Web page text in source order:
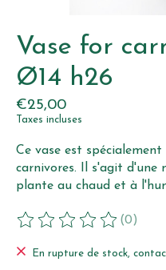
Vase for
Ø14 h26
€25,00
Taxes incluses
Ce vase est
carnivores. Il s'agit d'une
plante au chaud et à
Ce produit est évalué à
(0)
En rupture de stock,